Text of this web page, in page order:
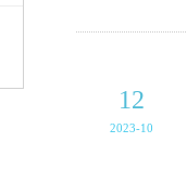
12
2023-10